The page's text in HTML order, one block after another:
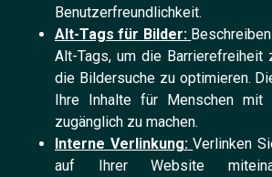
Benutzerfreundlichkeit.
Alt-Tags für Bilder:
Alt-Tags, um die Barrierefreiheit
die Bildersuche zu optimieren.
Ihre Inhalte für Menschen mit
zugänglich zu machen.
Interne Verlinkung: Verlinken
auf Ihrer Website